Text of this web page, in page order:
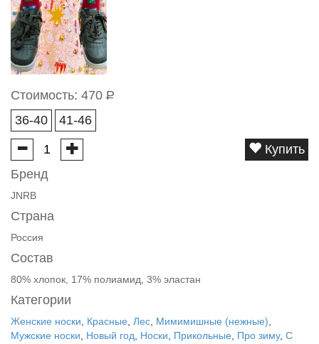
Стоимость: 470 Р
36-40
41-46
Купить
Бренд
JNRB
Страна
Россия
Состав
80% хлопок, 17% полиамид, 3% эластан
Категории
Женские носки Красные Лес Мимимишные (нежные)
Мужские носки
Новый год Носки Прикольные Про зиму, С